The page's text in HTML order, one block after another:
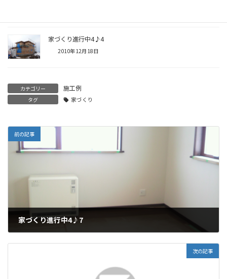
家づくり進行中4♪4
2010年12月18日
カテゴリー 施工例
タグ 家づくり
前の記事
家づくり進行中4♪7
次の記事